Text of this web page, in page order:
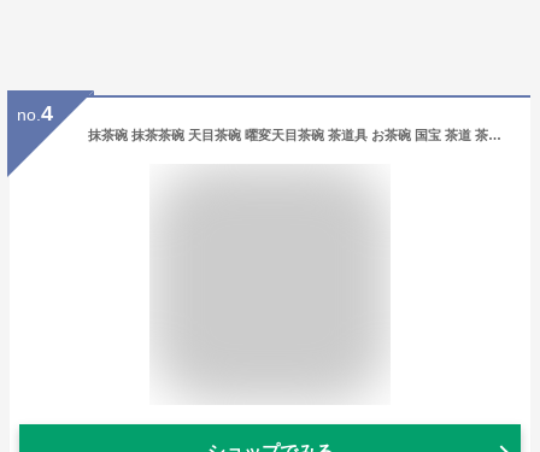
no. 4
抹茶碗 抹茶茶碗 天目茶碗 曜変天目茶碗 茶道具 お茶碗 国宝 茶道 茶碗 窯変天目茶碗 油滴天目 茶道具 茶器 初心者 酒器 陶芸用品 jzkc13